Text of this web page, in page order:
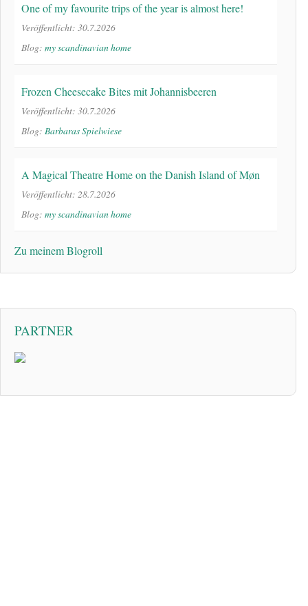
One of my favourite trips of the year is almost here!
Veröffentlicht: 30.7.2026
Blog: my scandinavian home
Frozen Cheesecake Bites mit Johannisbeeren
Veröffentlicht: 30.7.2026
Blog: Barbaras Spielwiese
A Magical Theatre Home on the Danish Island of Møn
Veröffentlicht: 28.7.2026
Blog: my scandinavian home
Zu meinem Blogroll
PARTNER